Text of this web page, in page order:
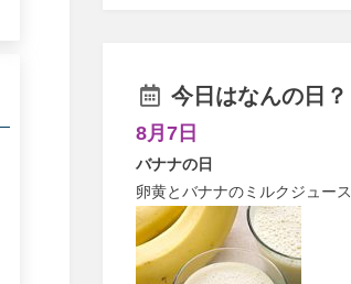
今日はなんの日？
8月7日
バナナの日
卵黄とバナナのミルクジュース